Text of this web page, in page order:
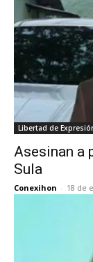
Libertad de
Asesinan a
Sula
Conexihon - 18 de